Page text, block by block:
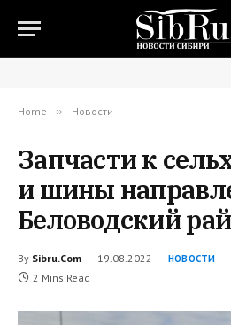
Home » Новости
Запчасти к
и шины
Беловодский
By Sibru.Com 19.08.2022 НОВОСТИ
2 Mins Read